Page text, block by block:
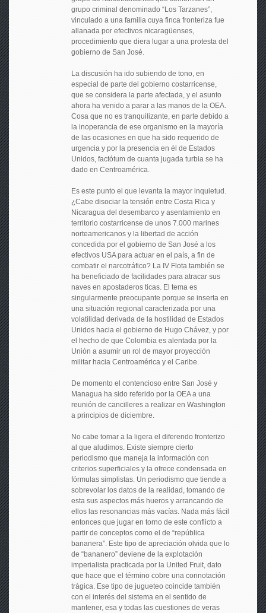
grupo criminal denominado “Los Tarzanes”,
vinculado a una familia cuya finca fronteriza fue
allanada por efectivos nicaragüenses,
procedimiento que diera lugar a una protesta del
gobierno de San José.
La discusión ha ido subiendo de tono, en
especial de parte del gobierno costarricense,
que se considera la parte afectada, y el asunto
ahora ha venido a parar a las manos de la OEA.
Cosa que no es tranquilizante, en parte debido a
la inoperancia de ese organismo en la mayoría
de las ocasiones en que ha sido requerido de
urgencia y por la presencia en él de Estados
Unidos, factótum de cuanta jugada turbia se ha
dado en Centroamérica.
Es este punto el que levanta la mayor inquietud.
¿Cabe disociar la tensión entre Costa Rica y
Nicaragua del desembarco y asentamiento en
territorio costarricense de unos 7.000 marines
norteamericanos y la libertad de acción
concedida por el gobierno de San José a los
efectivos USA para actuar en el país, a fin de
combatir el narcotráfico? La IV Flota también se
ha beneficiado de facilidades para atracar sus
naves en apostaderos ticas. El tema es
singularmente preocupante porque se inserta en
una situación regional caracterizada por una
volatilidad derivada de la hostilidad de Estados
Unidos hacia el gobierno de Hugo Chávez, y por
el hecho de que Colombia es alentada por la
Unión a asumir un rol de mayor proyección
militar hacia Centroamérica y el Caribe.
De momento el contencioso entre San José y
Managua ha sido referido por la OEA a una
reunión de cancilleres a realizar en Washington
a principios de diciembre.
No cabe tomar a la ligera el diferendo fronterizo
al que aludimos. Existe siempre cierto
periodismo que maneja la información con
criterios superficiales y la ofrece condensada en
fórmulas simplistas. Un periodismo que tiende a
sobrevolar los datos de la realidad, tomando de
esta sus aspectos más hueros y arrancando de
ellos las resonancias más vacías. Nada más fácil
entonces que jugar en torno de este conflicto a
partir de conceptos como el de “república
bananera”. Este tipo de apreciación olvida que lo
de “bananero” deviene de la explotación
imperialista practicada por la United Fruit, dato
que hace que el término cobre una connotación
trágica. Ese tipo de jugueteo coincide también
con el interés del sistema en el sentido de
mantener, esa y todas las cuestiones de veras